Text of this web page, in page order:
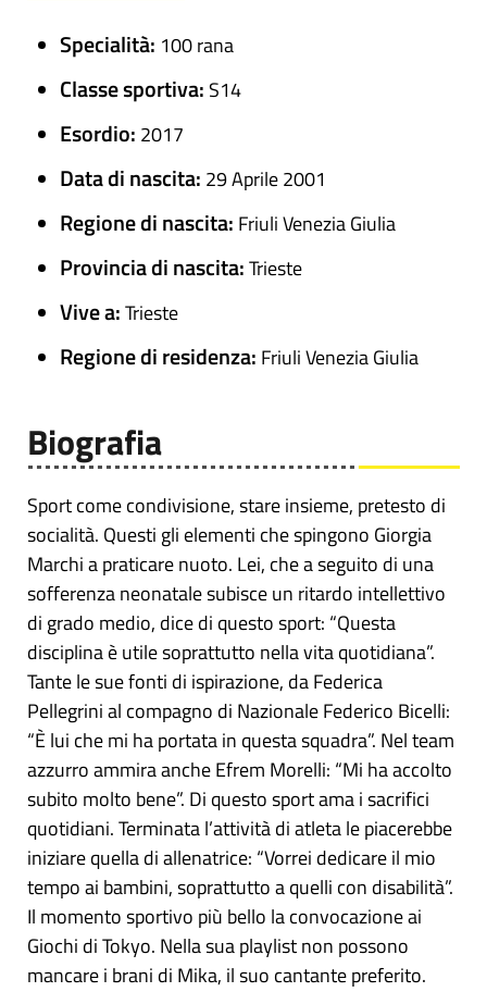
Specialità: 100 rana
Classe sportiva: S14
Esordio: 2017
Data di nascita: 29 Aprile 2001
Regione di nascita: Friuli Venezia Giulia
Provincia di nascita:Trieste
Vive a:Trieste
Regione di residenza: Friuli Venezia Giulia
Biografia
Sport come condivisione, stare insieme, pretesto di
socialità. Questi gli elementi che spingono Giorgia
Marchi a praticare nuoto. Lei, che a seguito di una
sofferenza neonatale subisce un ritardo intellettivo
di grado medio, dice di questo sport: “Questa
disciplina è utile soprattutto nella vita quotidiana”.
Tante le sue fonti di ispirazione, da Federica
Pellegrini al compagno di Nazionale Federico Bicelli:
“È lui che mi ha portata in questa squadra”. Nel team
azzurro ammira anche Efrem Morelli: “Mi ha accolto
subito molto bene”. Di questo sport ama i sacrifici
quotidiani. Terminata l’attività di atleta le piacerebbe
iniziare quella di allenatrice: “Vorrei dedicare il mio
tempo ai bambini, soprattutto a quelli con disabilità”.
Il momento sportivo più bello la convocazione ai
Giochi di Tokyo. Nella sua playlist non possono
mancare i brani di Mika, il suo cantante preferito.